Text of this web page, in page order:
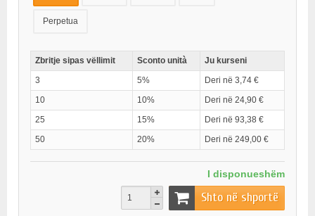
Perpetua
Zbritje sipas vëllimit Sconto unità
Ju kurseni
3
5%
Deri në 3,74 €
10
10%
Deri në 24,90 €
25
15%
Deri në 93,38 €
50
20% Deri në 249,00 €
I disponueshëm
Shto në shportë